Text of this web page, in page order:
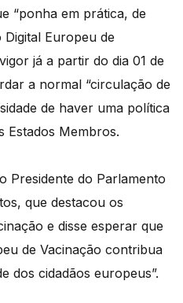
“ponha em prática, de
Europeu de
já a partir do dia 01 de
a normal “circulação de
de haver uma política
Estados Membros.
Presidente do Parlamento
que destacou os
e disse esperar que
de Vacinação contribua
dos cidadãos europeus”.